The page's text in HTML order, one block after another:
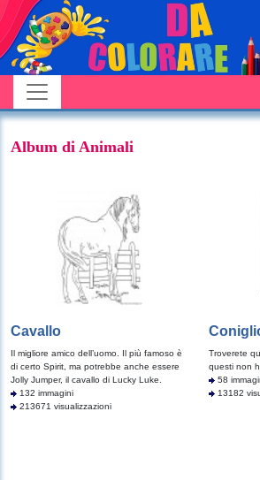
Album di Animali
Cavallo
Il migliore amico dell’uomo. Il più famoso è
di certo Spirit, ma potrebbe anche essere
Jolly Jumper, il cavallo di Lucky Luke.
132 immagini
213671 visualizzazioni
Troverete
questi non
58
13182